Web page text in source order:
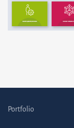
Portfolio